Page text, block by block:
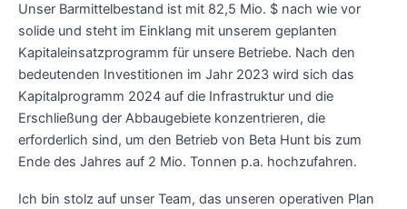
Unser Barmittelbestand ist mit 82,5 Mio. $ nach wie vor
solide und steht im Einklang mit unserem geplanten
Kapitaleinsatzprogramm für unsere Betriebe. Nach den
bedeutenden Investitionen im Jahr 2023 wird sich das
Kapitalprogramm 2024 auf die Infrastruktur und die
Erschließung der Abbaugebiete konzentrieren, die
erforderlich sind, um den Betrieb von Beta Hunt bis zum
Ende des Jahres auf 2 Mio. Tonnen p.a. hochzufahren.
Ich bin stolz auf unser Team, das unseren operativen Plan